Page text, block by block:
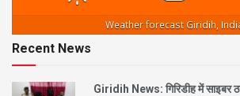
Weather forecast Giridih,
Recent News
Giridih News: गिरिडीह में साइबर